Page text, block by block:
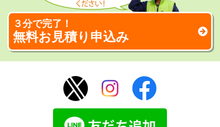
３分で完了！
無料お見積り申込み